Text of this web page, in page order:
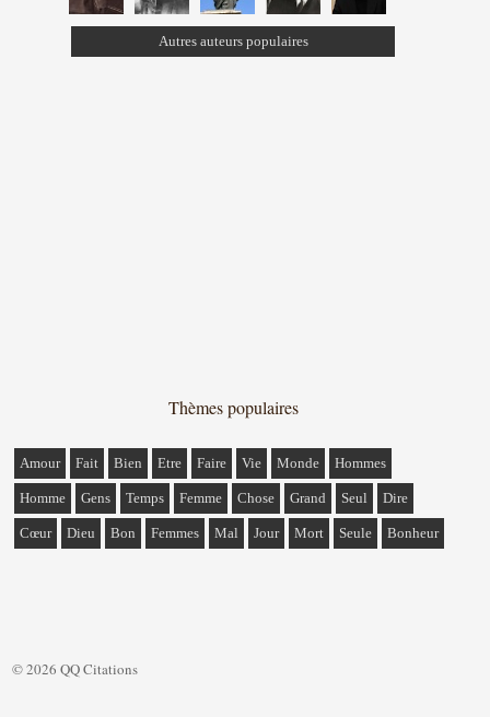
Autres auteurs populaires
Thèmes populaires
Amour Fait Bien Etre Faire Vie Monde Hommes
Homme Gens Temps Femme Chose Grand Seul Dire
Cœur Dieu Bon Femmes Mal Jour Mort Seule Bonheur
© 2026 QQ Citations